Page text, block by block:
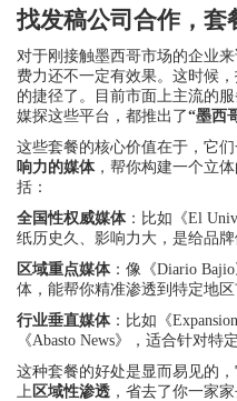
找发稿公司合作，套
对于刚接触墨西哥市场的企业
费力还不一定有效果。这时候
的捷径了。目前市面上主流的
媒探这些平台，都推出了“墨西
这些套餐的核心价值在于，它
响力的媒体，帮你构建一个立
括：
全国性权威媒体：比如《El
纸历史久、影响力大，是给品牌
区域重点媒体：像《Diario
体，能帮你精准渗透到特定地区
行业垂直媒体：比如《
《Abasto News》，适合针对特
这种套餐的好处是显而易见的
上区域性渗透 ，省去了你一家